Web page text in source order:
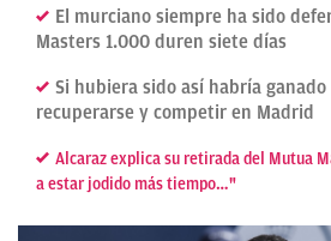
El murciano siempre ha sido
Masters 1.000 duren siete días
Si hubiera sido así habría
recuperarse y competir en Madrid
Alcaraz explica su retirada del Mutua
a estar jodido más tiempo…"